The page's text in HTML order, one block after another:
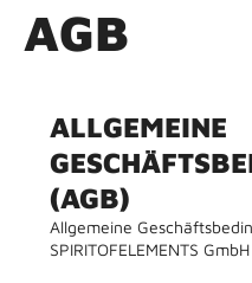
AGB
ALLGEMEINE
(AGB)
Allgemeine
SPIRITOFELEMENTS GmbH